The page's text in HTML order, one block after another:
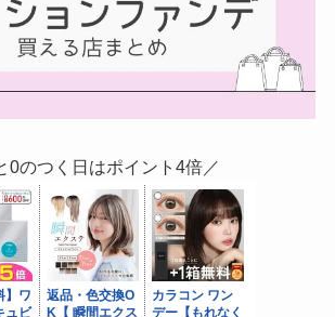
0のつく日はポイント4倍／